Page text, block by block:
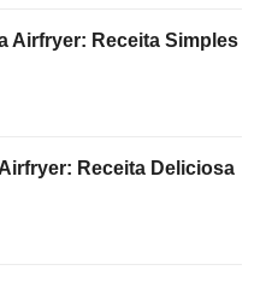
Airfryer: Receita Simples
Receita Deliciosa